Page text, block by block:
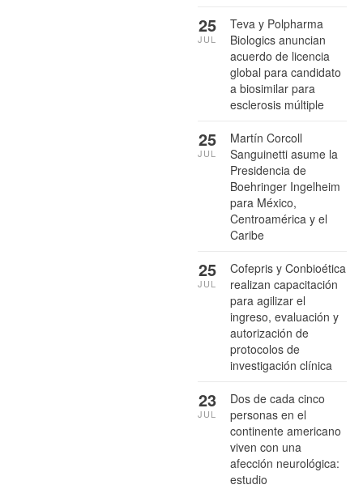
Teva y Polpharma
Biologics anuncian
acuerdo de licencia
global para candidato
a biosimilar para
esclerosis múltiple
25
JUL
Martín Corcoll
Sanguinetti asume la
Presidencia de
Boehringer Ingelheim
para México,
Centroamérica y el
Caribe
25
JUL
Cofepris y Conbioética
realizan capacitación
para agilizar el
ingreso, evaluación y
autorización de
protocolos de
investigación clínica
25
JUL
Dos de cada cinco
personas en el
continente americano
viven con una
afección neurológica:
estudio
23
JUL